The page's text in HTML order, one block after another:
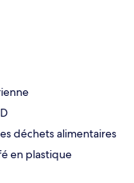
déchets alimentaires
en plastique